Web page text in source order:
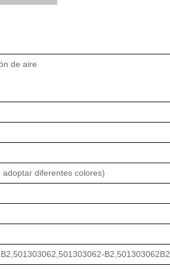
de aire
diferentes colores)
B2,501303062B2